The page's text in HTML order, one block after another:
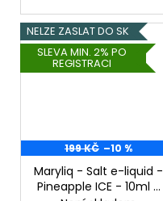
NELZE ZASLAT DO SK
SLEVA MIN. 2% PO
REGISTRACI
199 KČ –10 %
Maryliq - Salt e-liquid -
Pineapple ICE - 10ml -